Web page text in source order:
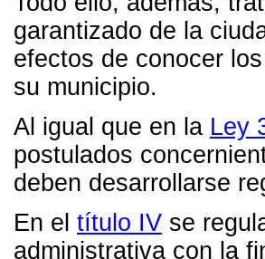
garantizado de la
efectos de conocer
su municipio.
Al igual que en la Ley
postulados
deben desarrollarse
En el título IV se
administrativa con la